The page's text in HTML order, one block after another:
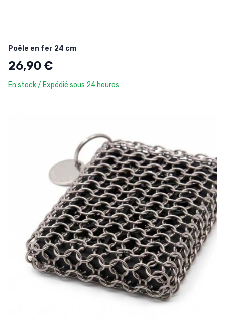
Poêle en fer 24 cm
26,90 €
En stock / Expédié sous 24 heures